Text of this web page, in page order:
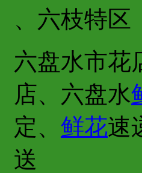
、六枝特区
六盘水市花
店、六盘水
定、 鲜花速
送